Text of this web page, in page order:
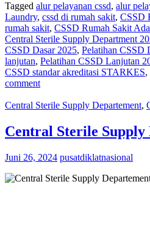
Tagged alur pelayanan cssd, alur
Laundry, cssd di rumah sakit, CSSD
rumah sakit, CSSD Rumah Sakit
Central Sterile Supply Department
CSSD Dasar 2025, Pelatihan CSSD
lanjutan, Pelatihan CSSD Lanjutan
CSSD standar akreditasi STARKES,
comment
Central Sterile Supply Departement,
Central Sterile Supply
Juni 26, 2024 pusatdiklatnasional